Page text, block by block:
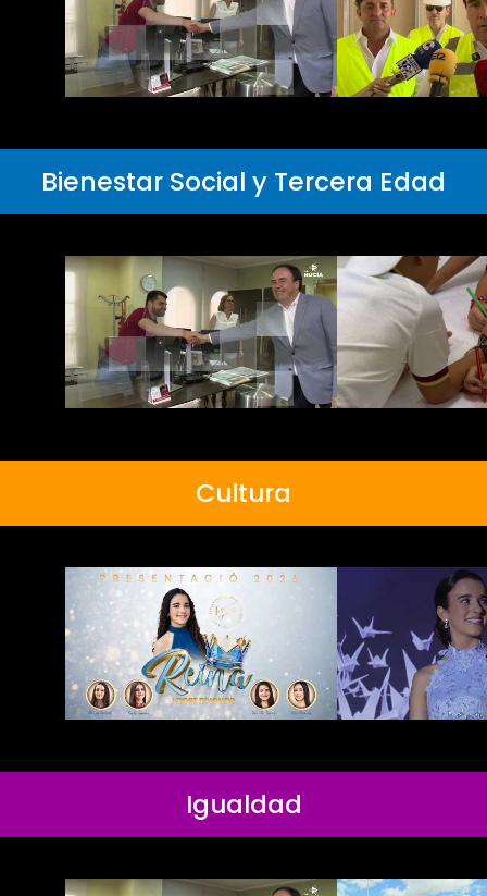
Bienestar Social y Tercera Edad
Cultura
Igualdad